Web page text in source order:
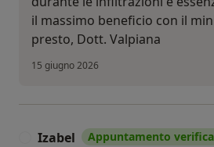
il massimo beneficio con il
presto, Dott. Valpiana
15 giugno 2026
Izabel Appuntamento